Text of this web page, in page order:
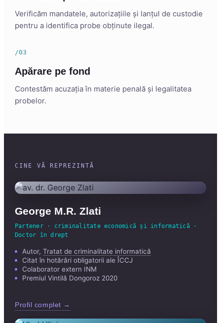
Verificăm mandatele, autorizațiile și lanțul de custodie
pentru a identifica probe obținute ilegal.
/03
Apărare pe fond
Contestăm acuzația în materie penală și legalitatea
probelor.
CINE VĂ REPREZINTĂ
George M.R. Zlati
Partener · criminalitate economică și informatică ·
Doctor în drept
Autor, Tratat de criminalitate informatică
Citat în hotărâri obligatorii ale ÎCCJ
Colaborator extern INM
Premiul Vintilă Dongoroz 2020
Profil complet →